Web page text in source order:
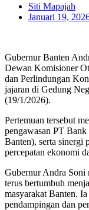
Siti Mapajah
Januari 19,
Gubernur Banten
Dewan Komisioner
dan Perlindungan
jajaran di Gedung
(19/1/2026).
​Pertemuan tersebut
pengawasan PT
Banten), serta sinergi
percepatan ekonomi
​Gubernur Andra Soni
terus bertumbuh
masyarakat Banten.
pendampingan dan